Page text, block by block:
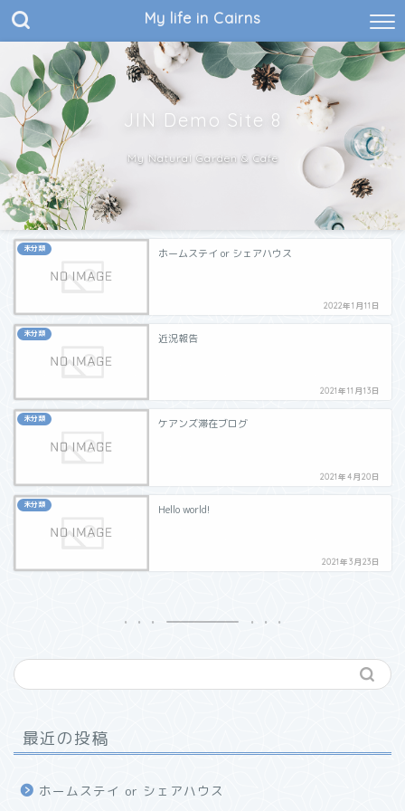
My life in Cairns
JIN Demo Site 8
My Natural Garden & Cafe
未分類 ホームステイ or シェアハウス
2022年1月11日
未分類 近況報告
2021年11月13日
未分類 ケアンズ滞在ブログ
2021年4月20日
未分類 Hello world!
2021年3月23日
最近の投稿
ホームステイ or シェアハウス